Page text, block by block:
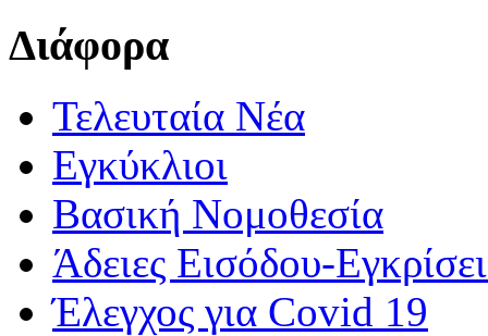
Διάφορα
Τελευταία Νέα
Εγκύκλιοι
Βασική Νομοθεσία
Άδειες Εισόδου-
Έλεγχος για Covid 19